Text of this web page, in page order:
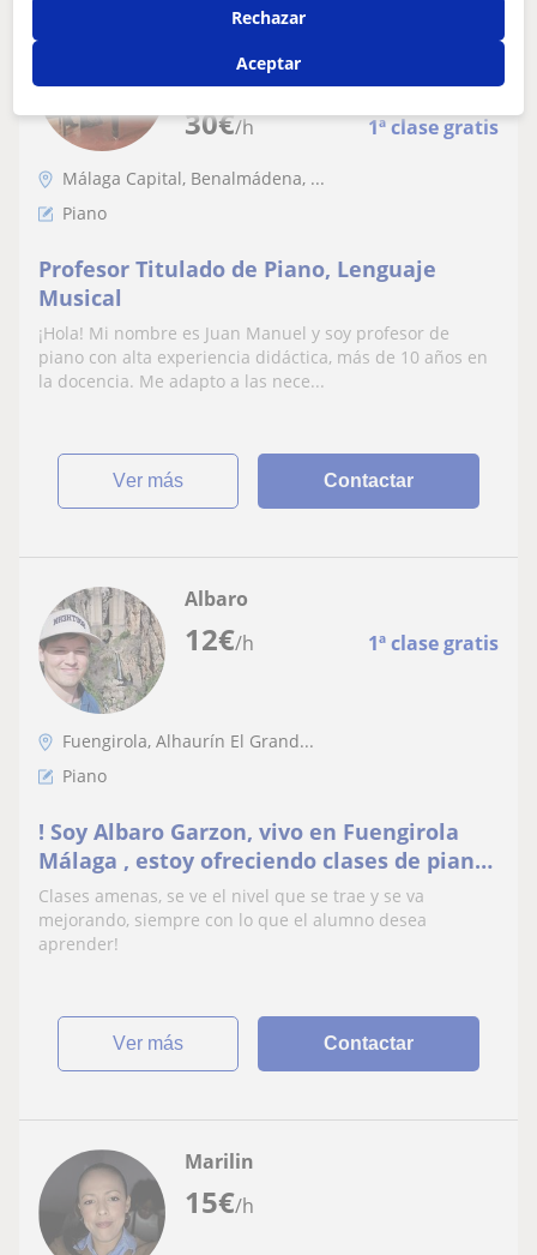
30€/h 1ª clase gratis
5,0 (12 valoraciones)
Málaga Capital, Benalmádena, ...
Piano
Profesor Titulado de Piano, Lenguaje
Musical
¡Hola! Mi nombre es Juan Manuel y soy profesor de
piano con alta experiencia didáctica, más de 10 años en
la docencia. Me adapto a las nece...
ver más Contactar
12€/h 1ª clase gratis
Albaro
Fuengirola, Alhaurín El Grand...
Piano
! Soy Albaro Garzon, vivo en Fuengirola
Málaga , estoy ofreciendo clases de piano
particulares, cualquier consulta no dudes
en contactarme!
Clases amenas, se ve el nivel que se trae y se va
mejorando, siempre con lo que el alumno desea
aprender!
ver más Contactar
15€/h
Marilin
Rechazar
Aceptar